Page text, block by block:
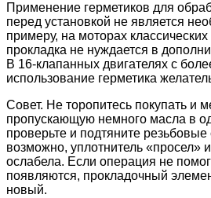
Применение герметиков для
перед установкой не является
примеру, на моторах
прокладка не нуждается в
В 16-клапанных двигателях с
использование герметика
Совет. Не торопитесь покупать и
пропускающую немного масла в
проверьте и подтяните
возможно, уплотнитель «просел»
ослабела. Если операция не
появляются, прокладочный
новый.